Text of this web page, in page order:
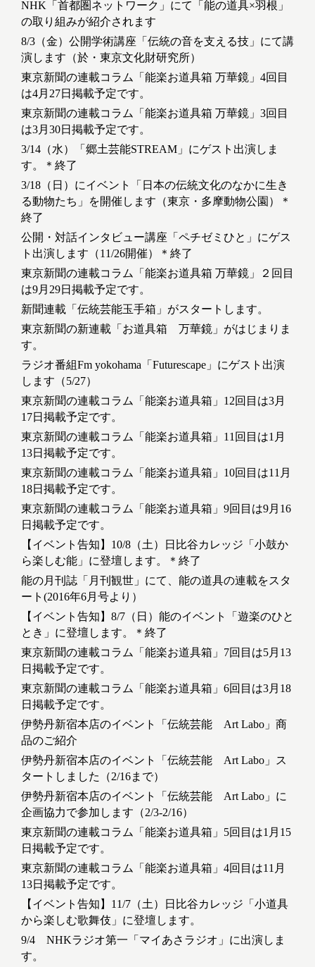
NHK「首都圏ネットワーク」にて「能の道具×羽根」
の取り組みが紹介されます
8/3（金）公開学術講座「伝統の音を支える技」にて講
演します（於・東京文化財研究所）
東京新聞の連載コラム「能楽お道具箱 万華鏡」4回目
は4月27日掲載予定です。
東京新聞の連載コラム「能楽お道具箱 万華鏡」3回目
は3月30日掲載予定です。
3/14（水）「郷土芸能STREAM」にゲスト出演しま
す。＊終了
3/18（日）にイベント「日本の伝統文化のなかに生き
る動物たち」を開催します（東京・多摩動物公園）＊
終了
公開・対話インタビュー講座「ペチゼミひと」にゲス
ト出演します（11/26開催）＊終了
東京新聞の連載コラム「能楽お道具箱 万華鏡」２回目
は9月29日掲載予定です。
新聞連載「伝統芸能玉手箱」がスタートします。
東京新聞の新連載「お道具箱 万華鏡」がはじまりま
す。
ラジオ番組Fm yokohama「Futurescape」にゲスト出演
します（5/27）
東京新聞の連載コラム「能楽お道具箱」12回目は3月
17日掲載予定です。
東京新聞の連載コラム「能楽お道具箱」11回目は1月
13日掲載予定です。
東京新聞の連載コラム「能楽お道具箱」10回目は11月
18日掲載予定です。
東京新聞の連載コラム「能楽お道具箱」9回目は9月16
日掲載予定です。
【イベント告知】10/8（土）日比谷カレッジ「小鼓か
ら楽しむ能」に登壇します。＊終了
能の月刊誌「月刊観世」にて、能の道具の連載をスタ
ート(2016年6月号より）
【イベント告知】8/7（日）能のイベント「遊楽のひと
とき」に登壇します。＊終了
東京新聞の連載コラム「能楽お道具箱」7回目は5月13
日掲載予定です。
東京新聞の連載コラム「能楽お道具箱」6回目は3月18
日掲載予定です。
伊勢丹新宿本店のイベント「伝統芸能 Art Labo」商
品のご紹介
伊勢丹新宿本店のイベント「伝統芸能 Art Labo」ス
タートしました（2/16まで）
伊勢丹新宿本店のイベント「伝統芸能 Art Labo」に
企画協力で参加します（2/3-2/16）
東京新聞の連載コラム「能楽お道具箱」5回目は1月15
日掲載予定です。
東京新聞の連載コラム「能楽お道具箱」4回目は11月
13日掲載予定です。
【イベント告知】11/7（土）日比谷カレッジ「小道具
から楽しむ歌舞伎」に登壇します。
9/4 NHKラジオ第一「マイあさラジオ」に出演しま
す。